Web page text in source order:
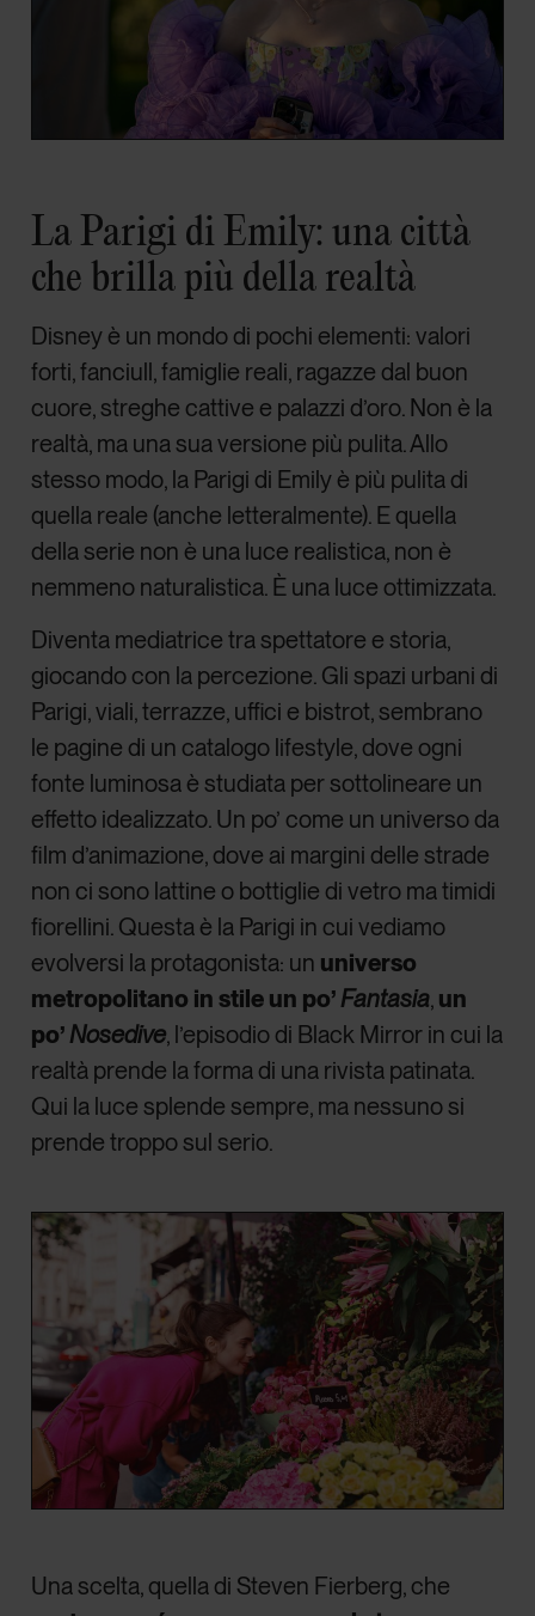
La Parigi di Emily: una città
che brilla più della realtà
Disney è un mondo di pochi elementi: valori
forti, fanciull, famiglie reali, ragazze dal buon
cuore, streghe cattive e palazzi d’oro. Non è la
realtà, ma una sua versione più pulita. Allo
stesso modo, la Parigi di Emily è più pulita di
quella reale (anche letteralmente). E quella
della serie non è una luce realistica, non è
nemmeno naturalistica. È una luce ottimizzata.
Diventa mediatrice tra spettatore e storia,
giocando con la percezione. Gli spazi urbani di
Parigi, viali, terrazze, uffici e bistrot, sembrano
le pagine di un catalogo lifestyle, dove ogni
fonte luminosa è studiata per sottolineare un
effetto idealizzato. Un po’ come un universo da
film d’animazione, dove ai margini delle strade
non ci sono lattine o bottiglie di vetro ma timidi
fiorellini. Questa è la Parigi in cui vediamo
evolversi la protagonista: un universo
metropolitano in stile un po’Fantasia, un
po’Nosedive, l’episodio di Black Mirror in cui la
realtà prende la forma di una rivista patinata.
Qui la luce splende sempre, ma nessuno si
prende troppo sul serio.
Una scelta, quella di Steven Fierberg, che